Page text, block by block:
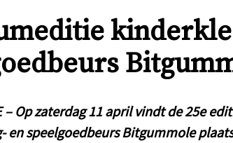
– Op zaterdag 11 april vindt de 25e
en speelgoedbeurs Bitgummole